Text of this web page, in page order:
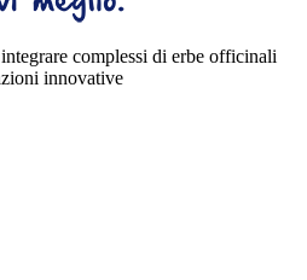
complessi di erbe officinali
innovative